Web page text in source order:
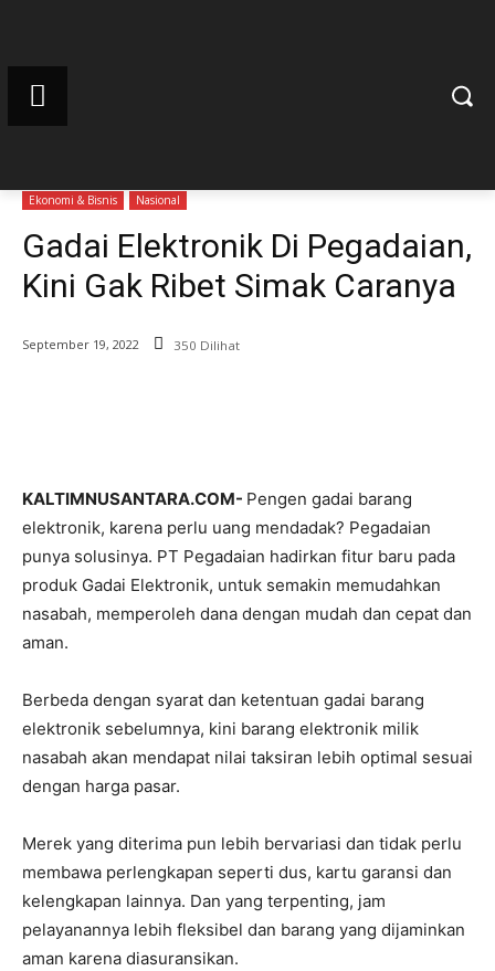
Ekonomi & Bisnis Nasional
Gadai Elektronik Di Pegadaian,
Kini Gak Ribet Simak Caranya
September 19, 2022 350 Dilihat
KALTIMNUSANTARA.COM- Pengen gadai barang
elektronik, karena perlu uang mendadak? Pegadaian
punya solusinya. PT Pegadaian hadirkan fitur baru pada
produk Gadai Elektronik, untuk semakin memudahkan
nasabah, memperoleh dana dengan mudah dan cepat dan
aman.
Berbeda dengan syarat dan ketentuan gadai barang
elektronik sebelumnya, kini barang elektronik milik
nasabah akan mendapat nilai taksiran lebih optimal sesuai
dengan harga pasar.
Merek yang diterima pun lebih bervariasi dan tidak perlu
membawa perlengkapan seperti dus, kartu garansi dan
kelengkapan lainnya. Dan yang terpenting, jam
pelayanannya lebih fleksibel dan barang yang dijaminkan
aman karena diasuransikan.